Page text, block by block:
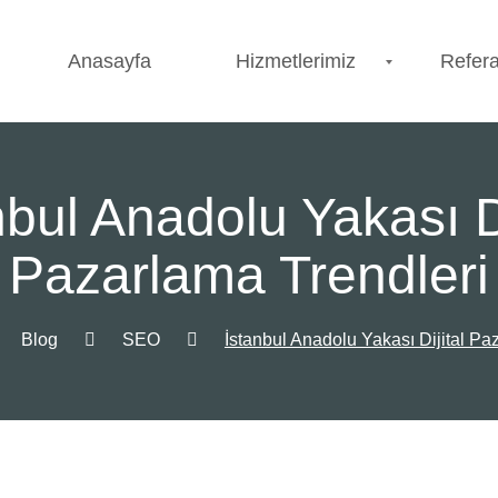
Anasayfa Hizmetlerimiz
Anadolu Yakası
Pazarlama Trendleri
Blog SEO İstanbul Anadolu Yakası Dijital